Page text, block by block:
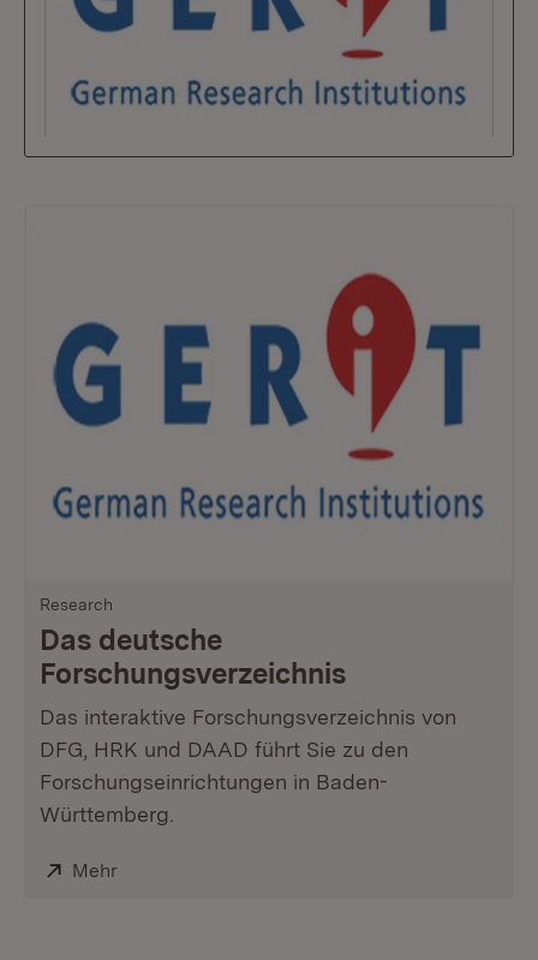
Research
Das deutsche
Forschungsverzeichnis
Das interaktive Forschungsverzeichnis von
DFG, HRK und DAAD führt Sie zu den
Forschungseinrichtungen in Baden-
Württemberg.
Extern:
Mehr(Öffnet in neuem Fenster)